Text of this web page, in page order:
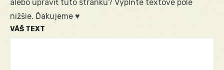
alebo upraviť túto stránku? Vyplňte textové pole
nižšie. Ďakujeme ♥
VÁŠ TEXT